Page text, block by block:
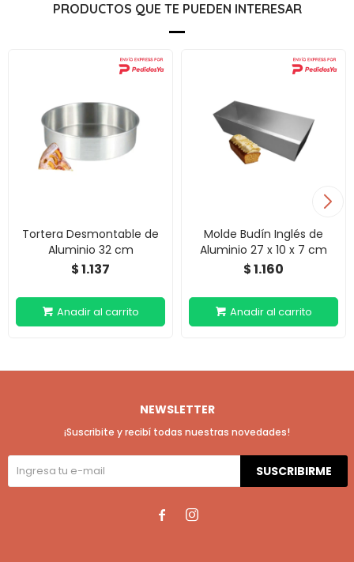
PRODUCTOS QUE TE PUEDEN INTERESAR
Tortera Desmontable de
Aluminio 32 cm
$1.137
Molde Budín Inglés de
Aluminio 27 x 10 x 7 cm
$1.160
NEWSLETTER
¡Suscribite y recibí todas nuestras novedades!
SUSCRIBIRME
 